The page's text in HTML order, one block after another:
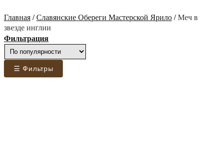
Главная/Славянские Обереги Мастерской Ярило/Меч в
звезде инглии
Фильтрация
☰ Фильтры